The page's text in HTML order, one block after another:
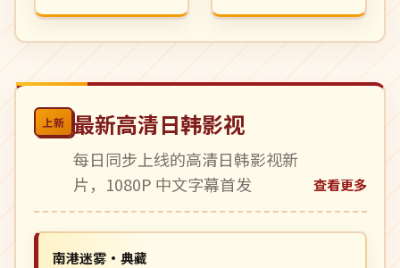
一流。
汤底之间几十年的执
念。
上新 最新高清日韩影视
每日同步上线的高清日韩影视新
片，1080P 中文字幕首发
查看更多
日本
4K
南港迷雾·典藏